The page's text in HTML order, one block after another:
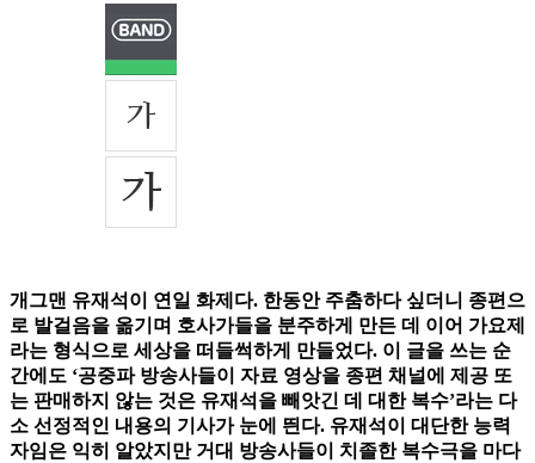
개그맨 유재석이 연일 화제다. 한동안 주춤하다 싶더니 종편으
로 발걸음을 옮기며 호사가들을 분주하게 만든 데 이어 가요제
라는 형식으로 세상을 떠들썩하게 만들었다. 이 글을 쓰는 순
간에도 ‘공중파 방송사들이 자료 영상을 종편 채널에 제공 또
는 판매하지 않는 것은 유재석을 빼앗긴 데 대한 복수’라는 다
소 선정적인 내용의 기사가 눈에 띈다. 유재석이 대단한 능력
자임은 익히 알았지만 거대 방송사들이 치졸한 복수극을 마다